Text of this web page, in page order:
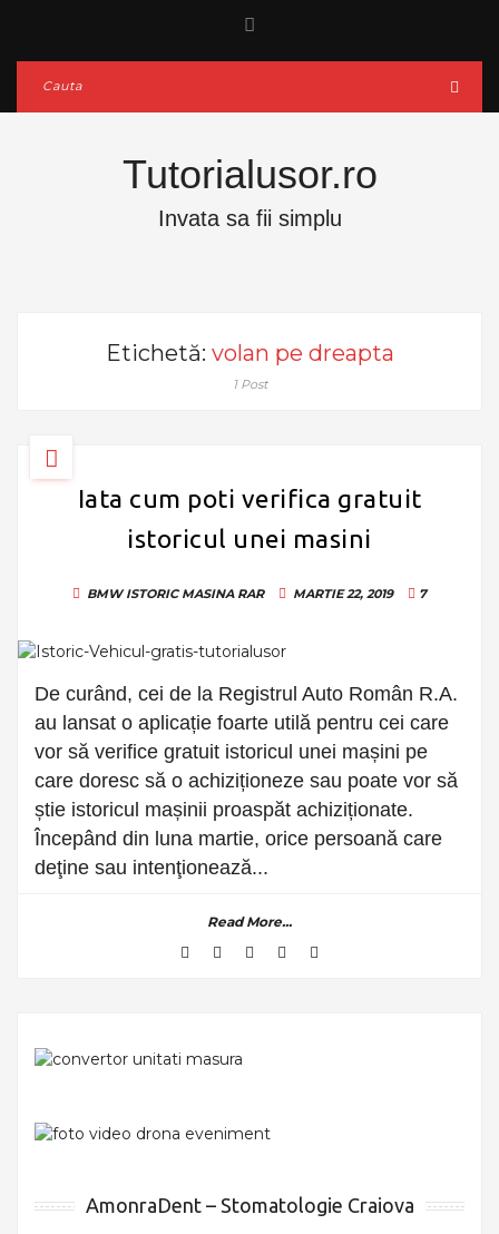
Tutorialusor.ro
Invata sa fii simplu
Etichetă: volan pe dreapta
1 Post
Iata cum poti verifica gratuit
istoricul unei masini
BMW ISTORIC MASINA RAR MARTIE 22, 2019 7
De curând, cei de la Registrul Auto Român R.A.
au lansat o aplicație foarte utilă pentru cei care
vor să verifice gratuit istoricul unei mașini pe
care doresc să o achiziționeze sau poate vor să
știe istoricul mașinii proaspăt achiziționate.
Începând din luna martie, orice persoană care
deţine sau intenţionează...
Read More...
AmonraDent – Stomatologie Craiova